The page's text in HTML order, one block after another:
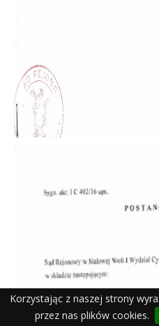
Korzystając z naszej strony
przez nas plików cookies.